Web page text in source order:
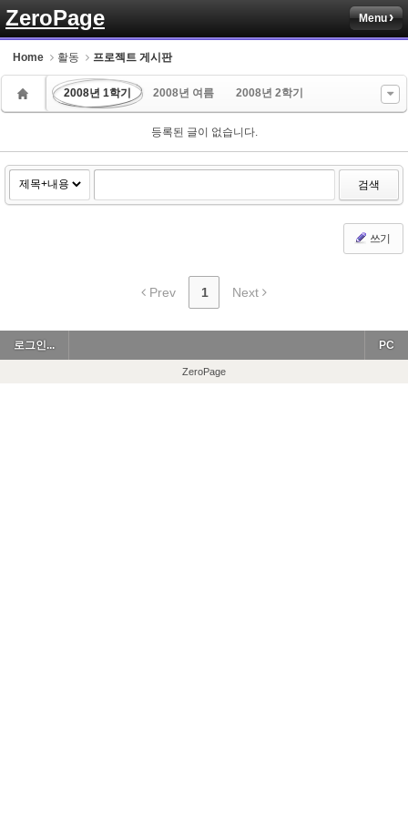
ZeroPage Menu
Home 활동 프로젝트 게시판
2008년 1학기 2008년 여름 2008년 2학기
등록된 글이 없습니다.
검색
쓰기
Prev 1 Next
로그인... PC
ZeroPage
Sketchbook5, 스케치북5
Sketchbook5, 스케치북5